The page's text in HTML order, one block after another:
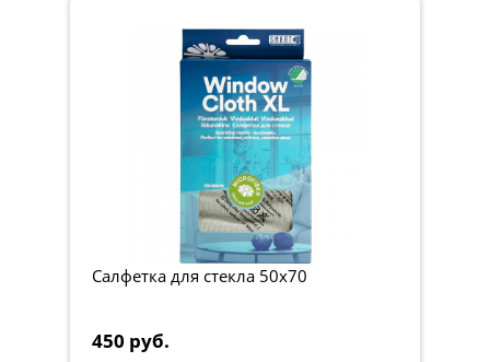
Салфетка для стекла 50x70
450 руб.